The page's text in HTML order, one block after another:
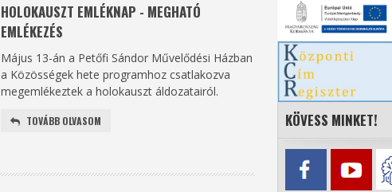
HOLOKAUSZT EMLÉKNAP - MEGHATÓ
EMLÉKEZÉS
Május 13-án a Petőfi Sándor Művelődési Házban
a Közösségek hete programhoz csatlakozva
megemlékeztek a holokauszt áldozatairól.
TOVÁBB OLVASOM KÖVESS MINKET!